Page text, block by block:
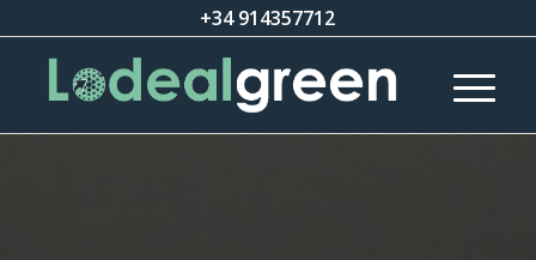
+34 914357712